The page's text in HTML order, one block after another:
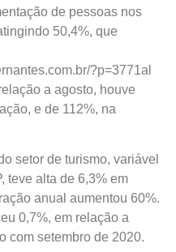
de pessoas nos
50,4%, que
?p=3771al
a agosto, houve
e de 112%, na
setor de turismo, variável
teve alta de 6,3% em
anual aumentou 60%.
0,7%, em relação a
com setembro de 2020.